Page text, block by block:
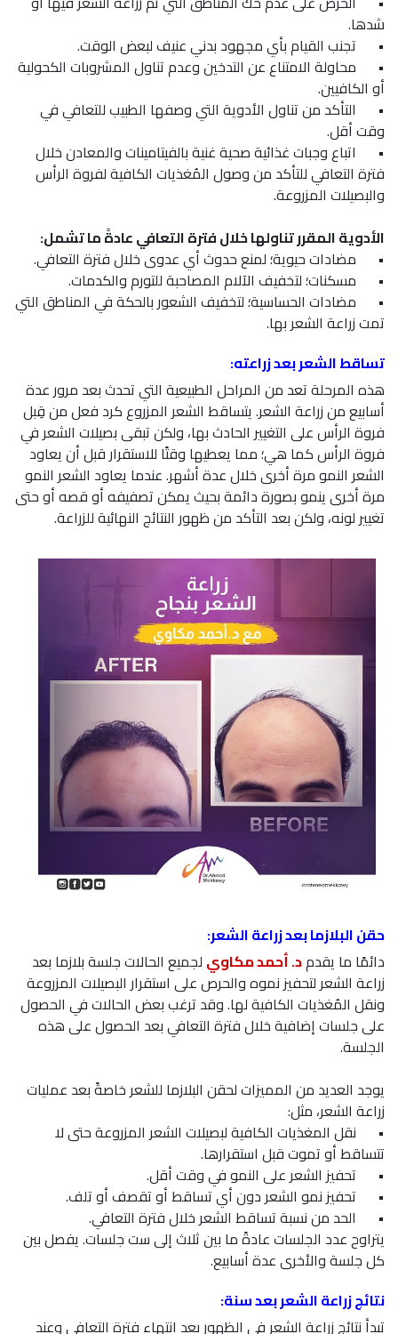
شدها.
•
تجنب القيام بأي مجهود بدني عنيف لبعض الوقت.
•
محاولة الامتناع عن التدخين وعدم تناول المشروبات الكحولية
أو الكافيين.
•
التأكد من تناول الأدوية التي وصفها الطبيب للتعافي في
وقت أقل.
•
اتباع وجبات غذائية صحية غنية بالفيتامينات والمعادن خلال
فترة التعافي للتأكد من وصول المُغذيات الكافية لفروة الرأس
والبصيلات المزروعة.
الأدوية المقرر تناولها خلال فترة التعافي عادةً ما تشمل:
•
مضادات حيوية؛ لمنع حدوث أي عدوى خلال فترة التعافي.
•
مسكنات؛ لتخفيف الآلام المصاحبة للتورم والكدمات.
•
مضادات الحساسية؛ لتخفيف الشعور بالحكة في المناطق التي
تمت زراعة الشعر بها.
تساقط الشعر بعد زراعته:
هذه المرحلة تعد من المراحل الطبيعية التي تحدث بعد مرور عدة
أسابيع من زراعة الشعر. يتساقط الشعر المزروع كرد فعل من قِبل
فروة الرأس على التغيير الحادث بها، ولكن تبقى بصيلات الشعر في
فروة الرأس كما هي؛ مما يعطيها وقتًا للاستقرار قبل أن يعاود
الشعر النمو مرة أخرى خلال عدة أشهر. عندما يعاود الشعر النمو
مرة أخرى ينمو بصورة دائمة بحيث يمكن تصفيفه أو قصه أو حتى
تغيير لونه، ولكن بعد التأكد من ظهور النتائج النهائية للزراعة.
حقن البلازما بعد زراعة الشعر:
دائمًا ما يقدمد. أحمد مكاوي لجميع الحالات جلسة بلازما بعد
زراعة الشعر لتحفيز نموه والحرص على استقرار البصيلات المزروعة
ونقل المُغذيات الكافية لها. وقد ترغب بعض الحالات في الحصول
على جلسات إضافية خلال فترة التعافي بعد الحصول على هذه
الجلسة.
يوجد العديد من المميزات لحقن البلازما للشعر خاصةً بعد عمليات
زراعة الشعر، مثل:
•
نقل المغذيات الكافية لبصيلات الشعر المزروعة حتى لا
تتساقط أو تموت قبل استقرارها.
•
تحفيز الشعر على النمو في وقت أقل.
•
تحفيز نمو الشعر دون أي تساقط أو تقصف أو تلف.
•
الحد من نسبة تساقط الشعر خلال فترة التعافي.
يتراوح عدد الجلسات عادةً ما بين ثلاث إلى ست جلسات. يفصل بين
كل جلسة والأخرى عدة أسابيع.
نتائج زراعة الشعر بعد سنة:
تبدأ نتائج زراعة الشعر في الظهور بعد انتهاء فترة التعافي وعند